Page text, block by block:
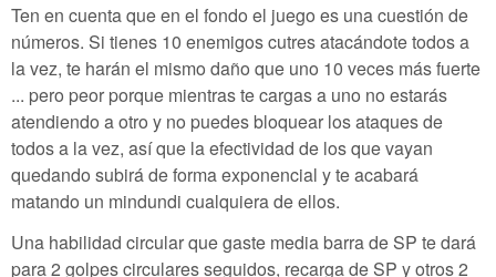
Ten en cuenta que en el fondo el juego es una cuestión de
números. Si tienes 10 enemigos cutres atacándote todos a
la vez, te harán el mismo daño que uno 10 veces más fuerte
... pero peor porque mientras te cargas a uno no estarás
atendiendo a otro y no puedes bloquear los ataques de
todos a la vez, así que la efectividad de los que vayan
quedando subirá de forma exponencial y te acabará
matando un mindundi cualquiera de ellos.
Una habilidad circular que gaste media barra de SP te dará
para 2 golpes circulares seguidos, recarga de SP y otros 2